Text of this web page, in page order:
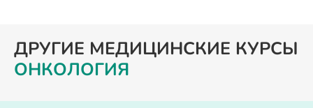
ДРУГИЕ МЕДИЦИНСКИЕ КУРСЫ
ОНКОЛОГИЯ